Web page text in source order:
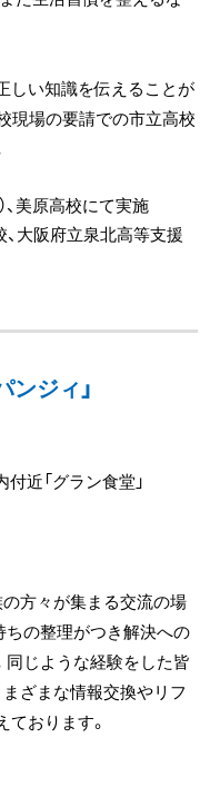
しい知識を伝えることが
現場の要請での市立高校
、美原高校にて実施
大阪府立泉北高等支援
ンジィ」
近「グラン食堂」
方々が集まる交流の場
ちの整理がつき解決への
じような経験をした皆
ざまな情報交換やリフ
おります。